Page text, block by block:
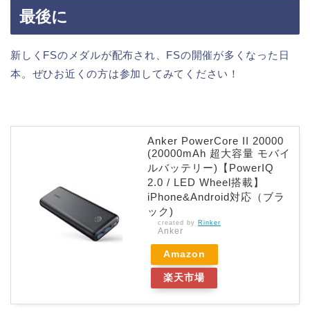
最後に
新しくFSのメダルが配布され、FSの開催が多くなった日
本。ぜひお近くの方は参加してみてください！
Anker PowerCore II 20000
(20000mAh 超大容量 モバイ
ルバッテリー)【PowerIQ
2.0 / LED Wheel搭載】
iPhone&Android対応（ブラ
ック)
created by Rinker
Anker
Amazon
楽天市場